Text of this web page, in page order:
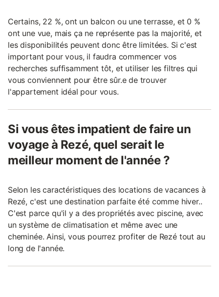
Certains, 22 %, ont un balcon ou une terrasse, et 0 %
ont une vue, mais ça ne représente pas la majorité, et
les disponibilités peuvent donc être limitées. Si c'est
important pour vous, il faudra commencer vos
recherches suffisamment tôt, et utiliser les filtres qui
vous conviennent pour être sûr.e de trouver
l'appartement idéal pour vous.
Si vous êtes impatient de faire un
voyage à Rezé, quel serait le
meilleur moment de l'année ?
Selon les caractéristiques des locations de vacances à
Rezé, c'est une destination parfaite été comme hiver..
C'est parce qu'il y a des propriétés avec piscine, avec
un système de climatisation et même avec une
cheminée. Ainsi, vous pourrez profiter de Rezé tout au
long de l'année.